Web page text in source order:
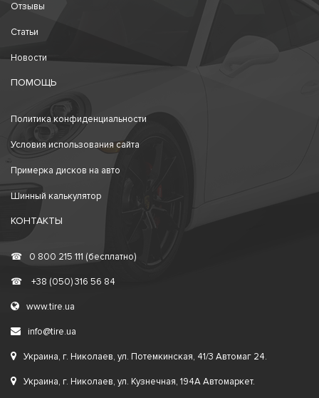
Отзывы
Статьи
Новости
ПОМОЩЬ
Политика конфиденциальности
Условия использования сайта
Примерка дисков на авто
Шинный калькулятор
КОНТАКТЫ
☎ 0 800 215 111 (бесплатно)
☎ +38 (050) 316 56 84
www.tire.ua
info@tire.ua
Украина, г. Николаев, ул. Потемкинская, 41/3 Автомаг 24.
Украина, г. Николаев, ул. Кузнечная, 194А Автомаркет.